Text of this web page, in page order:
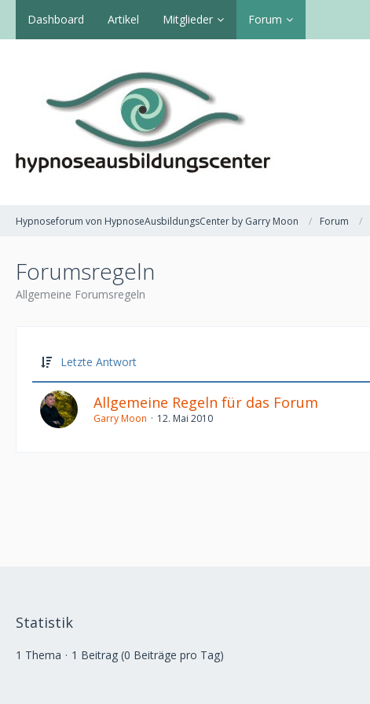
Dashboard Artikel Mitglieder Forum
Hypnoseforum von HypnoseAusbildungsCenter by Garry Moon Forum
Forumsregeln
Allgemeine Forumsregeln
Letzte Antwort
Allgemeine Regeln für das Forum
Garry Moon 12. Mai 2010
Statistik
1 Thema 1 Beitrag (0 Beiträge pro Tag)